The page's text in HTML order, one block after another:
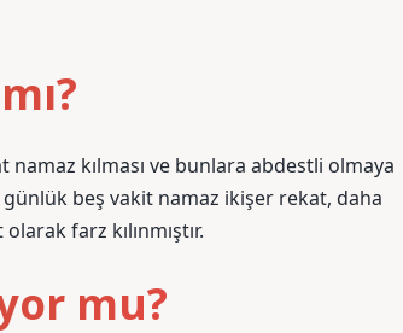
kılması ve bunlara abdestli olmaya
günlük beş vakit namaz ikişer rekat, daha
farz kılınmıştır.
mu?